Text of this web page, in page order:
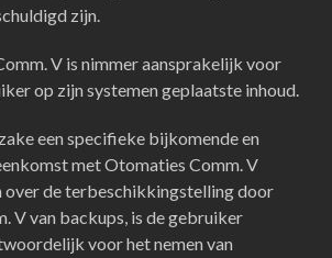
zijn.
V is nimmer aansprakelijk voor
op zijn systemen geplaatste inhoud.
een specifieke bijkomende en
met Otomaties Comm. V
de terbeschikkingstelling door
V van backups, is de gebruiker
voor het nemen van